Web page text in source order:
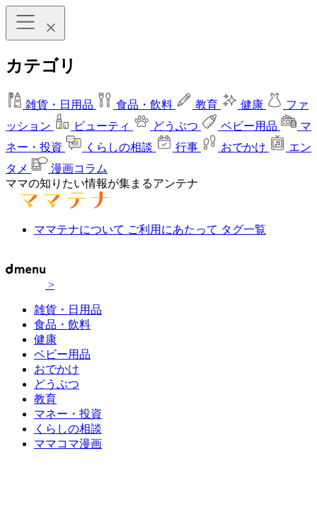
カテゴリ
雑貨・日用品 食品・飲料 教育 健康
ファ
ッション
ビューティ どうぶつ ベビー用品
マ
ネー・投資
くらしの相談 行事 おでかけ
エン
タメ
漫画コラム
ママの知りたい情報が集まるアンテナ
ママテナについて ご利用にあたって タグ一覧
>
雑貨・日用品
食品・飲料
健康
ベビー用品
おでかけ
どうぶつ
教育
マネー・投資
くらしの相談
ママコマ漫画